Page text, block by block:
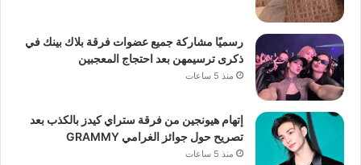
رسميًا مشاركة جميع عضوات فرقة بلاك بينك في
ذكرى ترسيمهن بعد احتجاج المعجبين
منذ 5 ساعات
إتهام هيونجين من فرقة ستراي كيدز بالكذب بعد
تصريح حول جوائز الغرامي GRAMMY
منذ 5 ساعات